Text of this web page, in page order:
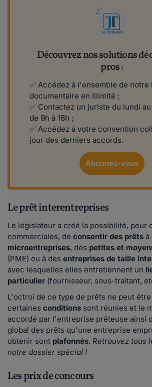
Découvrez nos solutions
pros :
✅ Accédez à l'ensemble de notre
documentaire en illimité ;
✅ Contactez un juriste du lundi
de 9h à 18h ;
✅ Accédez à votre convention
jour des derniers accords.
Abonnez-vous
Le prêt interentreprises
Le législateur a créé la possibilité, pour
commerciales, de consentir des prêts à
microentreprises, des petites et
(PME) ou à des entreprises de taille
avec lesquelles elles entretiennent un
particulier (fournisseur, sous-traitant,
L'octroi de ce type de prêts ne peut
certaines conditions sont réunies et le
accordé par l'entreprise prêteuse ainsi
global des prêts qu'une entreprise
obtenir sont plafonnés. Retrouvez tous
notre dossier spécial !
Les prix de concours